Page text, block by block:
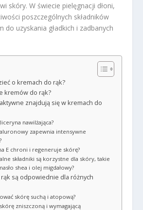
skóry. W świecie pielęgnacji dłoni,
poszczególnych składników
do uzyskania gładkich i zadbanych
o kremach do rąk?
kremów do rąk?
znajdują się w kremach do
nawilżająca?
zapewnia intensywne
E chroni i regeneruje skórę?
składniki są korzystne dla skóry, takie
shea i olej migdałowy?
rąk są odpowiednie dla różnych
skórę suchą i atopową?
zniszczoną i wymagającą